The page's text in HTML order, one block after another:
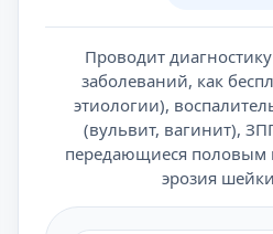
Проводит
заболеваний, как
этиологии),
(вульвит, вагинит),
передающиеся половым
эрозия